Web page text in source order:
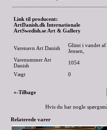
Link til producent:
ArtDanish.dk Internationale
ArtSwedish.se Art & Gallery
Varenavn Art Danish
Glimt i vandet
Jensen,
Varenummer Art
Danish
1054
Vægt
0
«-Tilbage
Hvis du har nogle
Relaterede varer